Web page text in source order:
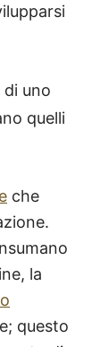
di uno
quelli
che
la
questo